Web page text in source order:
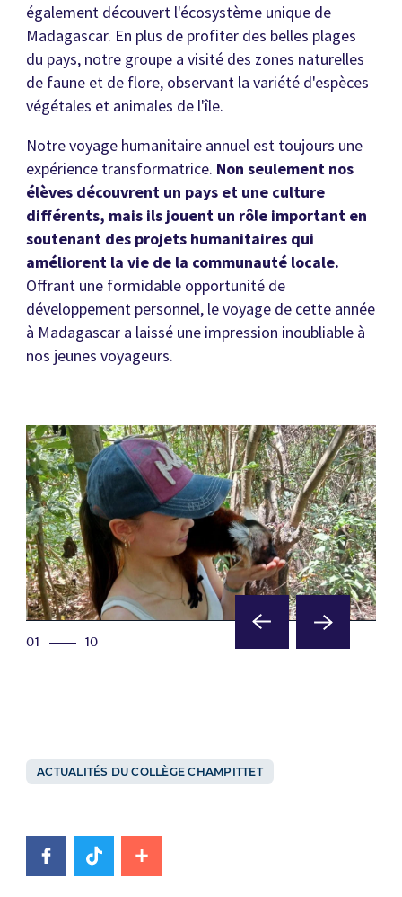
également découvert l'écosystème unique de
Madagascar. En plus de profiter des belles plages
du pays, notre groupe a visité des zones naturelles
de faune et de flore, observant la variété d'espèces
végétales et animales de l'île.
Notre voyage humanitaire annuel est toujours une
expérience transformatrice. Non seulement nos
élèves découvrent un pays et une culture
différents, mais ils jouent un rôle important en
soutenant des projets humanitaires qui
améliorent la vie de la communauté locale.
Offrant une formidable opportunité de
développement personnel, le voyage de cette année
à Madagascar a laissé une impression inoubliable à
nos jeunes voyageurs.
01 10
ACTUALITÉS DU COLLÈGE CHAMPITTET